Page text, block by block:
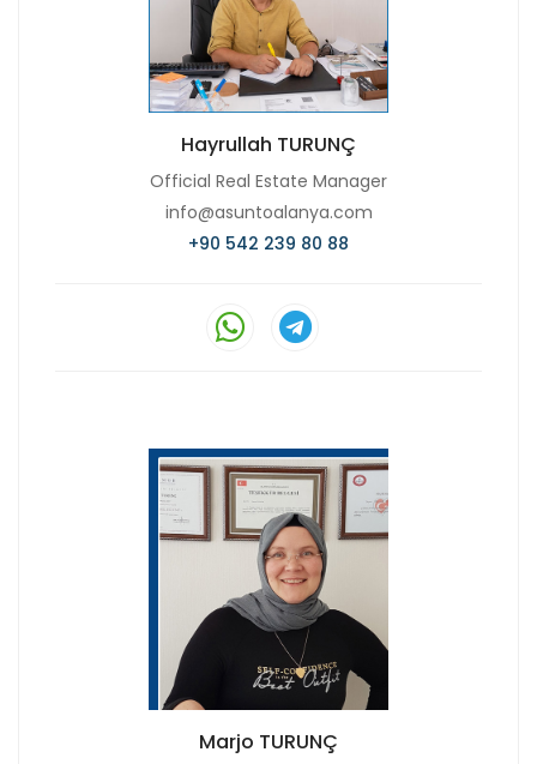
Hayrullah TURUNÇ
Official Real Estate Manager
info@asuntoalanya.com
+90 542 239 80 88
Marjo TURUNÇ